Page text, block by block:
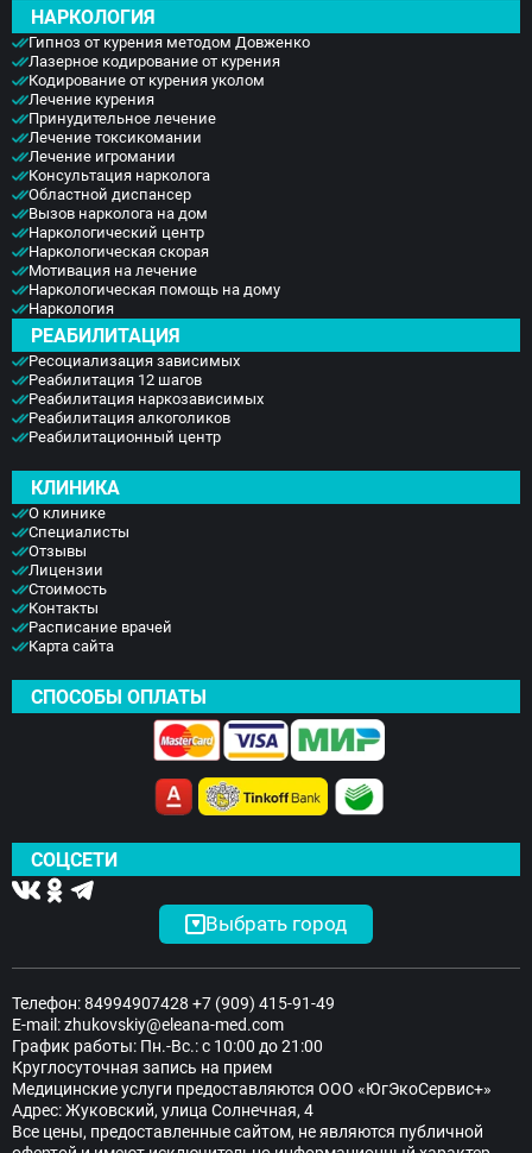
НАРКОЛОГИЯ
Гипноз от курения методом Довженко
Лазерное кодирование от курения
Кодирование от курения уколом
Лечение курения
Принудительное лечение
Лечение токсикомании
Лечение игромании
Консультация нарколога
Областной диспансер
Вызов нарколога на дом
Наркологический центр
Наркологическая скорая
Мотивация на лечение
Наркологическая помощь на дому
Наркология
РЕАБИЛИТАЦИЯ
Ресоциализация зависимых
Реабилитация 12 шагов
Реабилитация наркозависимых
Реабилитация алкоголиков
Реабилитационный центр
КЛИНИКА
О клинике
Специалисты
Отзывы
Лицензии
Стоимость
Контакты
Расписание врачей
Карта сайта
СПОСОБЫ ОПЛАТЫ
СОЦСЕТИ
Выбрать город
Телефон:84994907428 +7 (909) 415-91-49
E-mail:zhukovskiy@eleana-med.com
График работы: Пн.-Вс.: с 10:00 до 21:00
Круглосуточная запись на прием
Медицинские услуги предоставляются ООО «ЮгЭкоСервис+»
Адрес: Жуковский, улица Солнечная, 4
Все цены, предоставленные сайтом, не являются публичной